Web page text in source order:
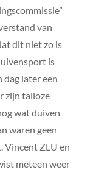
van
dit niet zo is
is
dag later een
zijn talloze
wat duiven
waren geen
Vincent ZLU en
meteen weer